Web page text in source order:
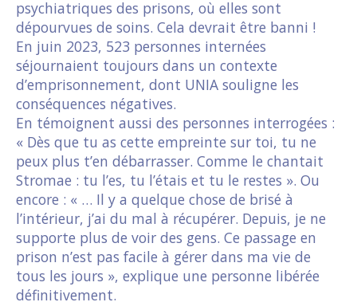
psychiatriques des prisons, où elles sont
dépourvues de soins. Cela devrait être banni !
En juin 2023, 523 personnes internées
séjournaient toujours dans un contexte
d’emprisonnement, dont UNIA souligne les
conséquences négatives.
En témoignent aussi des personnes interrogées :
« Dès que tu as cette empreinte sur toi, tu ne
peux plus t’en débarrasser. Comme le chantait
Stromae : tu l’es, tu l’étais et tu le restes ». Ou
encore : « … Il y a quelque chose de brisé à
l’intérieur, j’ai du mal à récupérer. Depuis, je ne
supporte plus de voir des gens. Ce passage en
prison n’est pas facile à gérer dans ma vie de
tous les jours », explique une personne libérée
définitivement.